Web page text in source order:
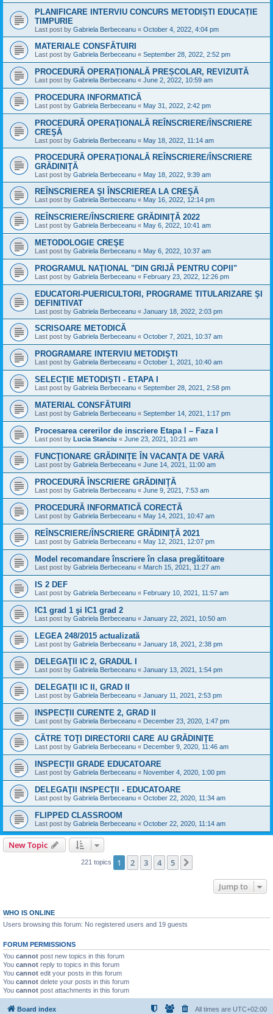
PLANIFICARE INTERVIU CONCURS METODIȘTI EDUCAȚIE
TIMPURIE
Last post by Gabriela Berbeceanu « October 4, 2022, 4:04 pm
MATERIALE CONSFĂTUIRI
Last post by Gabriela Berbeceanu « September 28, 2022, 2:52 pm
PROCEDURĂ OPERAȚIONALĂ PREȘCOLAR, REVIZUITĂ
Last post by Gabriela Berbeceanu « June 2, 2022, 10:59 am
PROCEDURA INFORMATICĂ
Last post by Gabriela Berbeceanu « May 31, 2022, 2:42 pm
PROCEDURĂ OPERAŢIONALĂ REÎNSCRIERE/ÎNSCRIERE
CREŞĂ
Last post by Gabriela Berbeceanu « May 18, 2022, 11:14 am
PROCEDURĂ OPERAŢIONALĂ REÎNSCRIERE/ÎNSCRIERE
GRĂDINIŢĂ
Last post by Gabriela Berbeceanu « May 18, 2022, 9:39 am
REÎNSCRIEREA ŞI ÎNSCRIEREA LA CREŞĂ
Last post by Gabriela Berbeceanu « May 16, 2022, 12:14 pm
REÎNSCRIERE/ÎNSCRIERE GRĂDINIŢĂ 2022
Last post by Gabriela Berbeceanu « May 6, 2022, 10:41 am
METODOLOGIE CREŞE
Last post by Gabriela Berbeceanu « May 6, 2022, 10:37 am
PROGRAMUL NAŢIONAL "DIN GRIJĂ PENTRU COPII"
Last post by Gabriela Berbeceanu « February 23, 2022, 12:26 pm
EDUCATORI-PUERICULTORI, PROGRAME TITULARIZARE ŞI
DEFINITIVAT
Last post by Gabriela Berbeceanu « January 18, 2022, 2:03 pm
SCRISOARE METODICĂ
Last post by Gabriela Berbeceanu « October 7, 2021, 10:37 am
PROGRAMARE INTERVIU METODIŞTI
Last post by Gabriela Berbeceanu « October 1, 2021, 10:40 am
SELECŢIE METODIŞTI - ETAPA I
Last post by Gabriela Berbeceanu « September 28, 2021, 2:58 pm
MATERIAL CONSFĂTUIRI
Last post by Gabriela Berbeceanu « September 14, 2021, 1:17 pm
Procesarea cererilor de inscriere Etapa I – Faza I
Last post by Lucia Stanciu « June 23, 2021, 10:21 am
FUNCŢIONARE GRĂDINIŢE ÎN VACANŢA DE VARĂ
Last post by Gabriela Berbeceanu « June 14, 2021, 11:00 am
PROCEDURĂ ÎNSCRIERE GRĂDINIŢĂ
Last post by Gabriela Berbeceanu « June 9, 2021, 7:53 am
PROCEDURĂ INFORMATICĂ CORECTĂ
Last post by Gabriela Berbeceanu « May 14, 2021, 10:47 am
REÎNSCRIERE/ÎNSCRIERE GRĂDINIŢĂ 2021
Last post by Gabriela Berbeceanu « May 12, 2021, 12:07 pm
Model recomandare înscriere în clasa pregătitoare
Last post by Gabriela Berbeceanu « March 15, 2021, 11:27 am
IS 2 DEF
Last post by Gabriela Berbeceanu « February 10, 2021, 11:57 am
IC1 grad 1 şi IC1 grad 2
Last post by Gabriela Berbeceanu « January 22, 2021, 10:50 am
LEGEA 248/2015 actualizată
Last post by Gabriela Berbeceanu « January 18, 2021, 2:38 pm
DELEGAŢII IC 2, GRADUL I
Last post by Gabriela Berbeceanu « January 13, 2021, 1:54 pm
DELEGAŢII IC II, GRAD II
Last post by Gabriela Berbeceanu « January 11, 2021, 2:53 pm
INSPECȚII CURENTE 2, GRAD II
Last post by Gabriela Berbeceanu « December 23, 2020, 1:47 pm
CĂTRE TOŢI DIRECTORII CARE AU GRĂDINIŢE
Last post by Gabriela Berbeceanu « December 9, 2020, 11:46 am
INSPECŢII GRADE EDUCATOARE
Last post by Gabriela Berbeceanu « November 4, 2020, 1:00 pm
DELEGAŢII INSPECŢII - EDUCATOARE
Last post by Gabriela Berbeceanu « October 22, 2020, 11:34 am
FLIPPED CLASSROOM
Last post by Gabriela Berbeceanu « October 22, 2020, 11:14 am
New Topic
221 topics 1 2 3 4 5
Jump to
WHO IS ONLINE
Users browsing this forum: No registered users and 19 guests
FORUM PERMISSIONS
You cannot post new topics in this forum
You cannot reply to topics in this forum
You cannot edit your posts in this forum
You cannot delete your posts in this forum
You cannot post attachments in this forum
Board index All times are UTC+02:00